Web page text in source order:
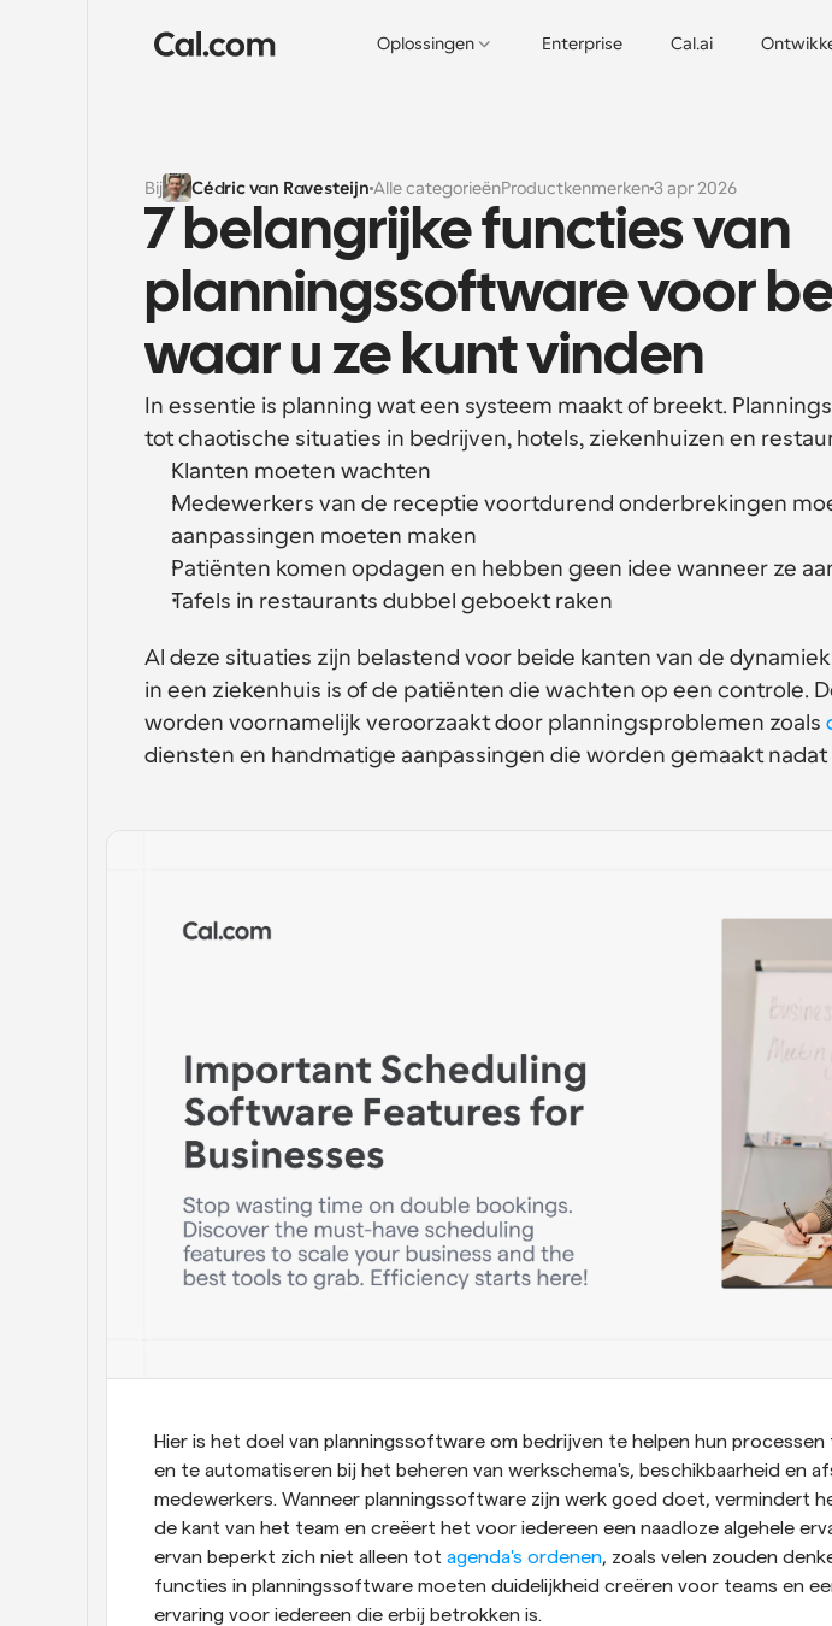
Oplossingen Enterprise Cal.ai
Bij Cédric van Ravesteijn Alle categorieënProductkenmerken3 apr 2026
7 belangrijke functies van
planningssoftware voor
waar u ze kunt vinden
In essentie is planning wat een systeem maakt of breekt.
tot chaotische situaties in bedrijven, hotels, ziekenhuizen en
Klanten moeten wachten
Medewerkers van de receptie voortdurend onderbrekingen
aanpassingen moeten maken
Patiënten komen opdagen en hebben geen idee wanneer ze
Tafels in restaurants dubbel geboekt raken
Al deze situaties zijn belastend voor beide kanten van de
in een ziekenhuis is of de patiënten die wachten op een controle.
worden voornamelijk veroorzaakt door planningsproblemen zoals
diensten en handmatige aanpassingen die worden gemaakt nadat
Hier is het doel van planningssoftware om bedrijven te helpen hun
en te automatiseren bij het beheren van werkschema's, beschikbaarheid en
medewerkers. Wanneer planningssoftware zijn werk goed doet, vermindert
de kant van het team en creëert het voor iedereen een naadloze algehele
ervan beperkt zich niet alleen tot agenda's ordenen, zoals velen zouden
functies in planningssoftware moeten duidelijkheid creëren voor teams en
ervaring voor iedereen die erbij betrokken is.